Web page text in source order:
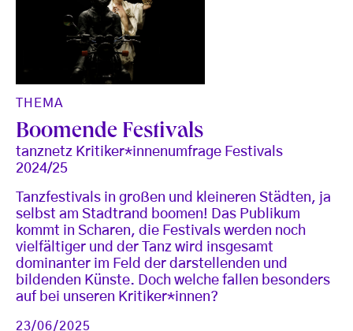
THEMA
Boomende Festivals
tanznetz Kritiker*innenumfrage Festivals
2024/25
Tanzfestivals in großen und kleineren Städten, ja
selbst am Stadtrand boomen! Das Publikum
kommt in Scharen, die Festivals werden noch
vielfältiger und der Tanz wird insgesamt
dominanter im Feld der darstellenden und
bildenden Künste. Doch welche fallen besonders
auf bei unseren Kritiker*innen?
23/06/2025